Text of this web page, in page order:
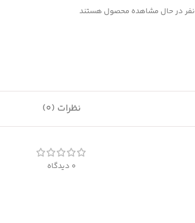
نفر در حال مشاهده محصول هستند
نظرات (0)
0 دیدگاه